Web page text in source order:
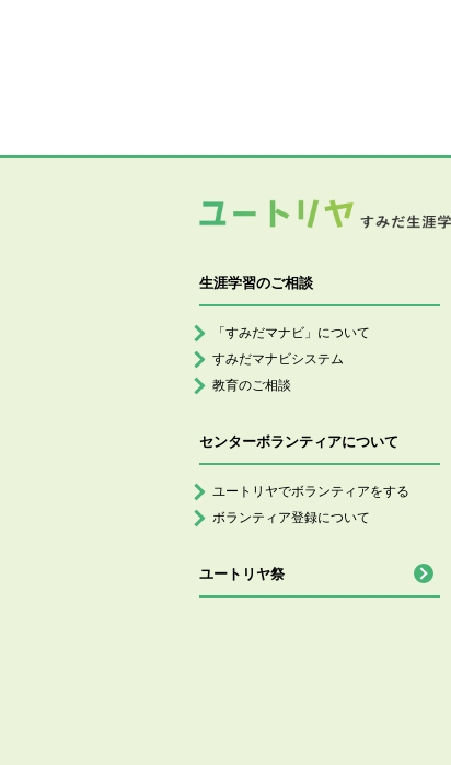
生涯学習のご相談
「すみだマナビ」について
すみだマナビシステム
教育のご相談
センターボランティアについて
ユートリヤでボランティアをする
ボランティア登録について
ユートリヤ祭